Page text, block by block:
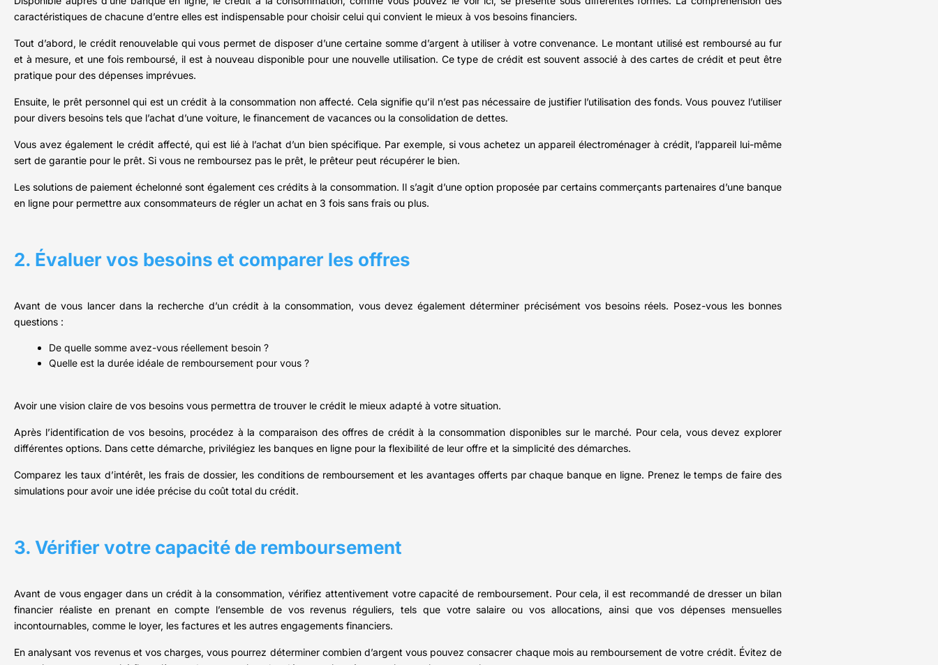
caractéristiques de chacune d’entre elles est indispensable pour choisir celui qui convient le mieux à vos besoins financiers.
Tout d’abord, le crédit renouvelable qui vous permet de disposer d’une certaine somme d’argent à utiliser à votre convenance. Le montant utilisé est remboursé au fur
et à mesure, et une fois remboursé, il est à nouveau disponible pour une nouvelle utilisation. Ce type de crédit est souvent associé à des cartes de crédit et peut être
pratique pour des dépenses imprévues.
Ensuite, le prêt personnel qui est un crédit à la consommation non affecté. Cela signifie qu’il n’est pas nécessaire de justifier l’utilisation des fonds. Vous pouvez l’utiliser
pour divers besoins tels que l’achat d’une voiture, le financement de vacances ou la consolidation de dettes.
Vous avez également le crédit affecté, qui est lié à l’achat d’un bien spécifique. Par exemple, si vous achetez un appareil électroménager à crédit, l’appareil lui-même
sert de garantie pour le prêt. Si vous ne remboursez pas le prêt, le prêteur peut récupérer le bien.
Les solutions de paiement échelonné sont également ces crédits à la consommation. Il s’agit d’une option proposée par certains commerçants partenaires d’une banque
en ligne pour permettre aux consommateurs de régler un achat en 3 fois sans frais ou plus.
2. Évaluer vos besoins et comparer les offres
Avant de vous lancer dans la recherche d’un crédit à la consommation, vous devez également déterminer précisément vos besoins réels. Posez-vous les bonnes
questions :
De quelle somme avez-vous réellement besoin ?
Quelle est la durée idéale de remboursement pour vous ?
Avoir une vision claire de vos besoins vous permettra de trouver le crédit le mieux adapté à votre situation.
Après l’identification de vos besoins, procédez à la comparaison des offres de crédit à la consommation disponibles sur le marché. Pour cela, vous devez explorer
différentes options. Dans cette démarche, privilégiez les banques en ligne pour la flexibilité de leur offre et la simplicité des démarches.
Comparez les taux d’intérêt, les frais de dossier, les conditions de remboursement et les avantages offerts par chaque banque en ligne. Prenez le temps de faire des
simulations pour avoir une idée précise du coût total du crédit.
3. Vérifier votre capacité de remboursement
Avant de vous engager dans un crédit à la consommation, vérifiez attentivement votre capacité de remboursement. Pour cela, il est recommandé de dresser un bilan
financier réaliste en prenant en compte l’ensemble de vos revenus réguliers, tels que votre salaire ou vos allocations, ainsi que vos dépenses mensuelles
incontournables, comme le loyer, les factures et les autres engagements financiers.
En analysant vos revenus et vos charges, vous pourrez déterminer combien d’argent vous pouvez consacrer chaque mois au remboursement de votre crédit. Évitez de